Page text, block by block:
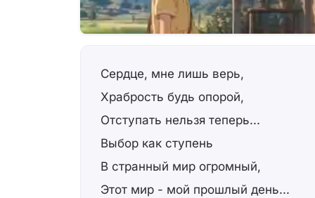
Сердце, мне лишь верь,
Храбрость будь опорой,
Отступать нельзя теперь...
Выбор как ступень
В странный мир огромный,
Этот мир - мой прошлый день...